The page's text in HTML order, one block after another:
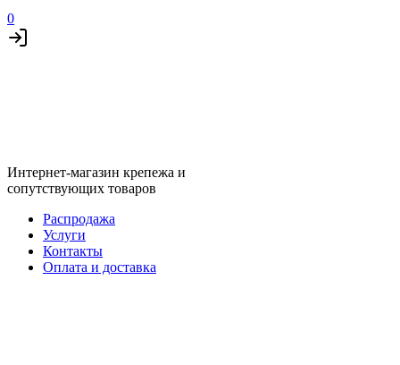
0
Интернет-магазин крепежа и
сопутствующих товаров
Распродажа
Услуги
Контакты
Оплата и доставка